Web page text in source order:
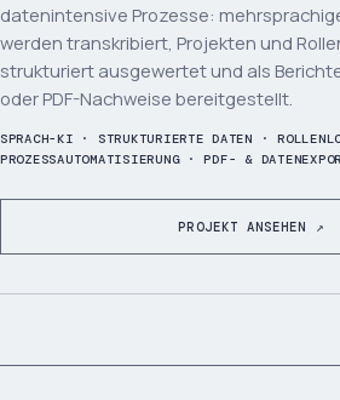
datenintensive Prozesse:
werden transkribiert, Projekten und
strukturiert ausgewertet und als
oder PDF-Nachweise bereitgestellt.
SPRACH-KI · STRUKTURIERTE DATEN ·
PROZESSAUTOMATISIERUNG · PDF- &
PROJEKT ANSEHEN ↗